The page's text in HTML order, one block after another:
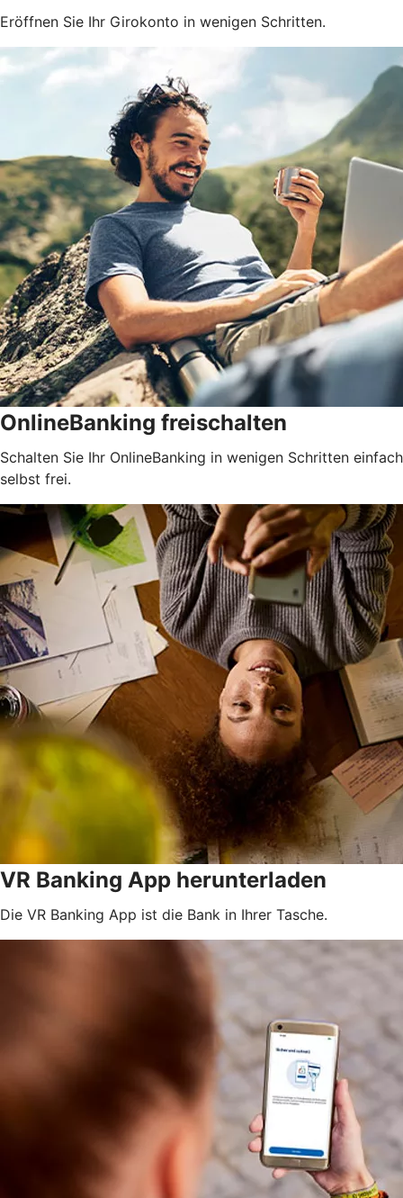
Eröffnen Sie Ihr Girokonto in wenigen Schritten.
OnlineBanking freischalten
Schalten Sie Ihr OnlineBanking in wenigen Schritten einfach
selbst frei.
VR Banking App herunterladen
Die VR Banking App ist die Bank in Ihrer Tasche.